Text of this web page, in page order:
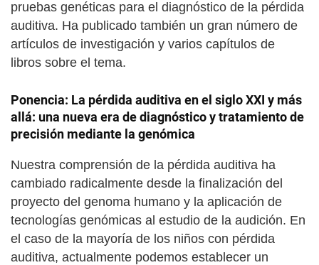
pruebas genéticas para el diagnóstico de la pérdida
auditiva. Ha publicado también un gran número de
artículos de investigación y varios capítulos de
libros sobre el tema.
Ponencia: La pérdida auditiva en el siglo XXI y más
allá: una nueva era de diagnóstico y tratamiento de
precisión mediante la genómica
Nuestra comprensión de la pérdida auditiva ha
cambiado radicalmente desde la finalización del
proyecto del genoma humano y la aplicación de
tecnologías genómicas al estudio de la audición. En
el caso de la mayoría de los niños con pérdida
auditiva, actualmente podemos establecer un